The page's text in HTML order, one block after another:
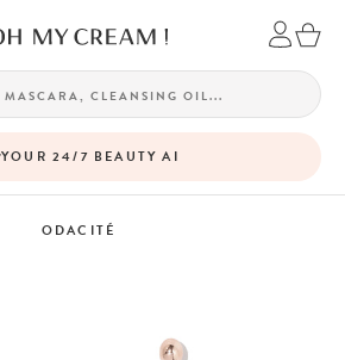
YOUR 24/7 BEAUTY AI
ODACITÉ